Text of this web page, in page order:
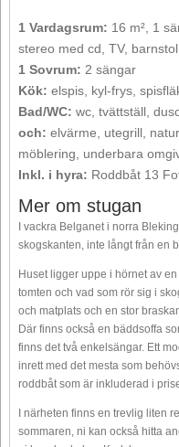
1 Vardagsrum: 16 m², 1
stereo med cd, TV, barnstol
1 Sovrum: 2 sängar
Kök: elspis, kyl-frys,
Bad/WC: wc, tvättställ,
och: elvärme, utegrill,
möblering, underbara
Inkl. i hyra: Roddbåt 13
Mer om stugan
I vackra Belganet i norra
skogskanten, inte långt från en
Huset ligger uppe i hörnet av
tomten och vad som rör sig i
och matplats och en stor
Där finns också en bäddsoffa
finns det två enkelsängar. Ett
inrett med det mesta som
roddbåt som är inkluderad i
I närheten finns en trevlig liten
sommaren, ni kan också hitta